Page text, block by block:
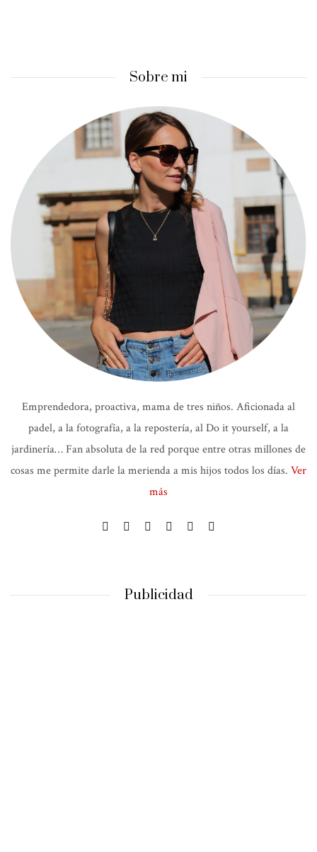
Sobre mi
Emprendedora, proactiva, mama de tres niños. Aficionada al
padel, a la fotografía, a la repostería, al Do it yourself, a la
jardinería… Fan absoluta de la red porque entre otras millones de
cosas me permite darle la merienda a mis hijos todos los días. Ver
más
Publicidad